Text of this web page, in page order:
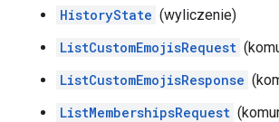
HistoryState (wyliczenie)
ListCustomEmojisRequest
ListCustomEmojisResponse
ListMembershipsRequest